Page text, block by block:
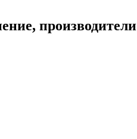
производители